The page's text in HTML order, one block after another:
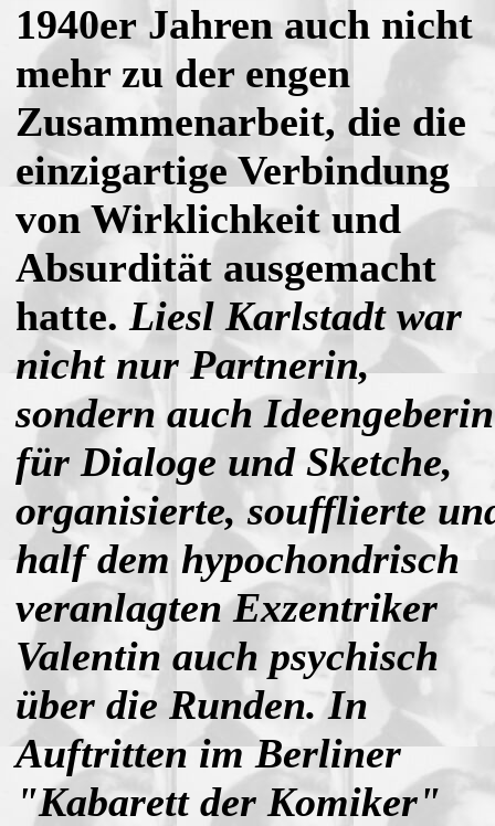
1940er Jahren auch nicht
mehr zu der engen
Zusammenarbeit, die die
einzigartige Verbindung
von Wirklichkeit und
Absurdität ausgemacht
hatte. Liesl Karlstadt war
nicht nur Partnerin,
sondern auch Ideengeberin
für Dialoge und Sketche,
organisierte, soufflierte
half dem hypochondrisch
veranlagten Exzentriker
Valentin auch psychisch
über die Runden. In
Auftritten im Berliner
"Kabarett der Komiker"